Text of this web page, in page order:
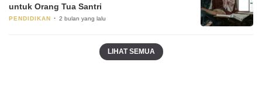
untuk Orang Tua Santri
PENDIDIKAN 2 bulan yang lalu
LIHAT SEMUA